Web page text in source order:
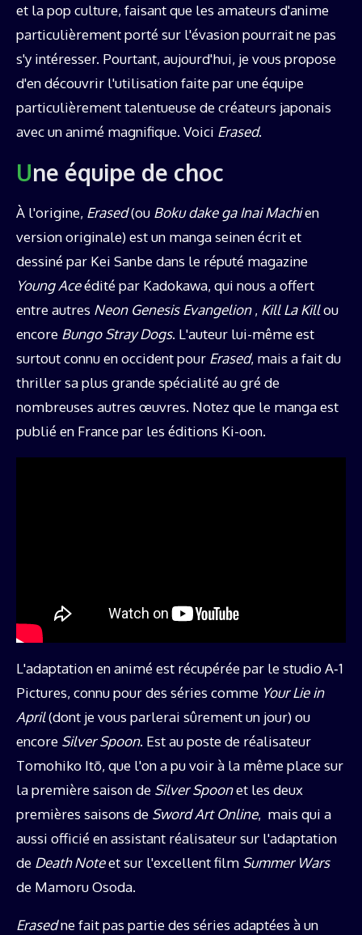
et la pop culture, faisant que les amateurs d'anime
particulièrement porté sur l'évasion pourrait ne pas
s'y intéresser. Pourtant, aujourd'hui, je vous propose
d'en découvrir l'utilisation faite par une équipe
particulièrement talentueuse de créateurs japonais
avec un animé magnifique. Voici Erased.
Une équipe de choc
À l'origine, Erased(ou Boku dake ga Inai Machien
version originale) est un manga seinen écrit et
dessiné par Kei Sanbe dans le réputé magazine
Young Aceédité par Kadokawa, qui nous a offert
entre autres Neon Genesis Evangelion, Kill La Killou
encore Bungo Stray Dogs. L'auteur lui-même est
surtout connu en occident pour Erased, mais a fait du
thriller sa plus grande spécialité au gré de
nombreuses autres œuvres. Notez que le manga est
publié en France par les éditions Ki-oon.
L'adaptation en animé est récupérée par le studio A‑1
Pictures, connu pour des séries comme Your Lie in
April(dont je vous parlerai sûrement un jour) ou
encore Silver Spoon. Est au poste de réalisateur
Tomohiko Itō, que l'on a pu voir à la même place sur
la première saison de Silver Spoonet les deux
premières saisons de Sword Art Online, mais qui a
aussi officié en assistant réalisateur sur l'adaptation
de Death Noteet sur l'excellent film Summer Wars
de Mamoru Osoda.
Erasedne fait pas partie des séries adaptées à un